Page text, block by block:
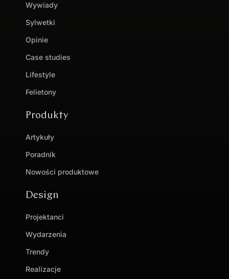
Wywiady
Sylwetki
Opinie
Case studies
Lifestyle
Felietony
Produkty
Artykuły
Poradnik
Nowości produktowe
Design
Projektanci
Wydarzenia
Trendy
Realizacje